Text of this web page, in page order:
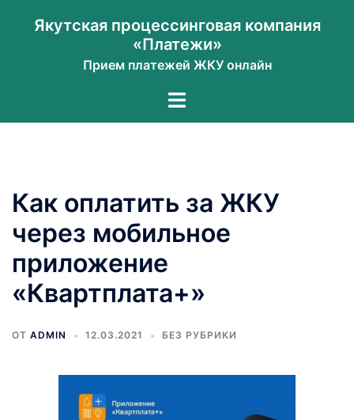
Якутская процессинговая компания
«Платежи»
Прием платежей ЖКУ онлайн
Переключатель
Как оплатить за ЖКУ
через мобильное
приложение
«Квартплата+»
ОТ ADMIN 12.03.2021 БЕЗ РУБРИКИ